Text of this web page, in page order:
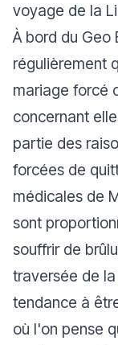
voyage de la
À bord du Geo
régulièrement
mariage forcé
concernant
partie des
forcées de
médicales de
sont
souffrir de
traversée de
tendance à
où l'on pense